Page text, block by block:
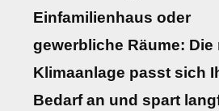
Einfamilienhaus oder
gewerbliche Räume: Die
Klimaanlage passt sich
Bedarf an und spart